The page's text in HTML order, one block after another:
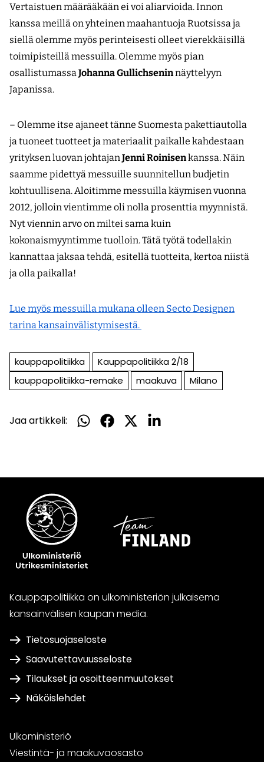
Vertaistuen määrääkään ei voi aliarvioida. Innon
kanssa meillä on yhteinen maahantuoja Ruotsissa ja
siellä olemme myös perinteisesti olleet vierekkäisillä
toimipisteillä messuilla. Olemme myös pian
osallistumassa Johanna Gullichseninnäyttelyyn
Japanissa.
– Olemme itse ajaneet tänne Suomesta pakettiautolla
ja tuoneet tuotteet ja materiaalit paikalle kahdestaan
yrityksen luovan johtajan Jenni Roinisenkanssa. Näin
saamme pidettyä messuille suunnitellun budjetin
kohtuullisena. Aloitimme messuilla käymisen vuonna
2012, jolloin vientimme oli nolla prosenttia myynnistä.
Nyt viennin arvo on miltei sama kuin
kokonaismyyntimme tuolloin. Tätä työtä todellakin
kannattaa jaksaa tehdä, esitellä tuotteita, kertoa niistä
ja olla paikalla!
Lue myös messuilla mukana olleen Secto Designen
tarina kansainvälistymisestä.
kauppapolitiikka
Kauppapolitiikka 2/18
kauppapolitiikka-remake
maakuva Milano
Jaa artikkeli:
Jaa
Jaa
Jaa
Jaa
Kauppapolitiikka on ulkoministeriön julkaisema
kansainvälisen kaupan media.
Tietosuojaseloste
Saavutettavuusseloste
Tilaukset ja osoitteenmuutokset
Näköislehdet
Ulkoministeriö
Viestintä- ja maakuvaosasto